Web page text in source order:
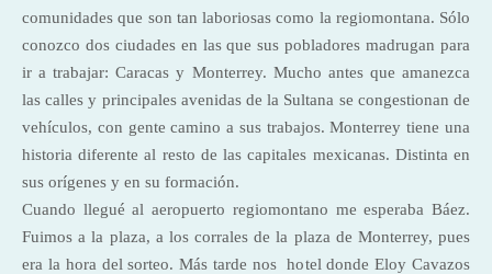
comunidades que son tan laboriosas como la regiomontana. Sólo
conozco dos ciudades en las que sus pobladores madrugan para
ir a trabajar: Caracas y Monterrey. Mucho antes que amanezca
las calles y principales avenidas de la Sultana se congestionan de
vehículos, con gente camino a sus trabajos. Monterrey tiene una
historia diferente al resto de las capitales mexicanas. Distinta en
sus orígenes y en su formación.
Cuando llegué al aeropuerto regiomontano me esperaba Báez.
Fuimos a la plaza, a los corrales de la plaza de Monterrey, pues
era la hora del sorteo. Más tarde nos hotel donde Eloy Cavazos